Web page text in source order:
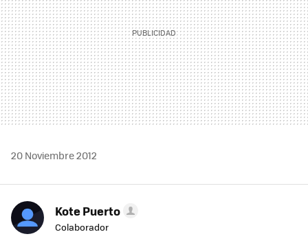
20 Noviembre 2012
Kote Puerto
Colaborador